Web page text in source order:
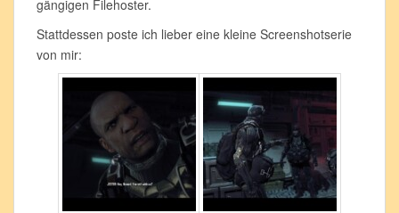
gängigen Filehoster.
Stattdessen poste ich lieber eine kleine Screenshotserie
von mir: